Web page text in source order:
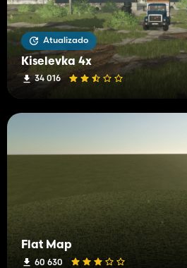
Atualizado
Kiselevka 4x
34 016
Flat Map
60 630